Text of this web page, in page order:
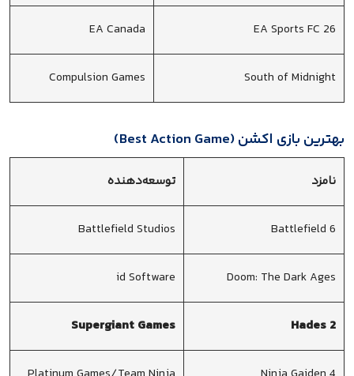
EA Sports FC 26
EA Canada
South of Midnight
Compulsion Games
بهترین بازی اکشن (Best Action Game)
نامزد توسعه‌دهنده
Battlefield 6
Battlefield Studios
Doom: The Dark Ages
id Software
Hades 2
Supergiant Games